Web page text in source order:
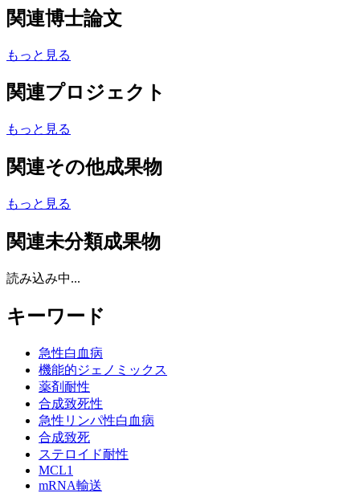
関連博士論文
もっと見る
関連プロジェクト
もっと見る
関連その他成果物
もっと見る
関連未分類成果物
読み込み中...
キーワード
急性白血病
機能的ジェノミックス
薬剤耐性
合成致死性
急性リンパ性白血病
合成致死
ステロイド耐性
MCL1
mRNA輸送